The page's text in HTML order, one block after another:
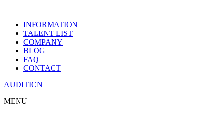
INFORMATION
TALENT LIST
COMPANY
BLOG
FAQ
CONTACT
AUDITION
MENU